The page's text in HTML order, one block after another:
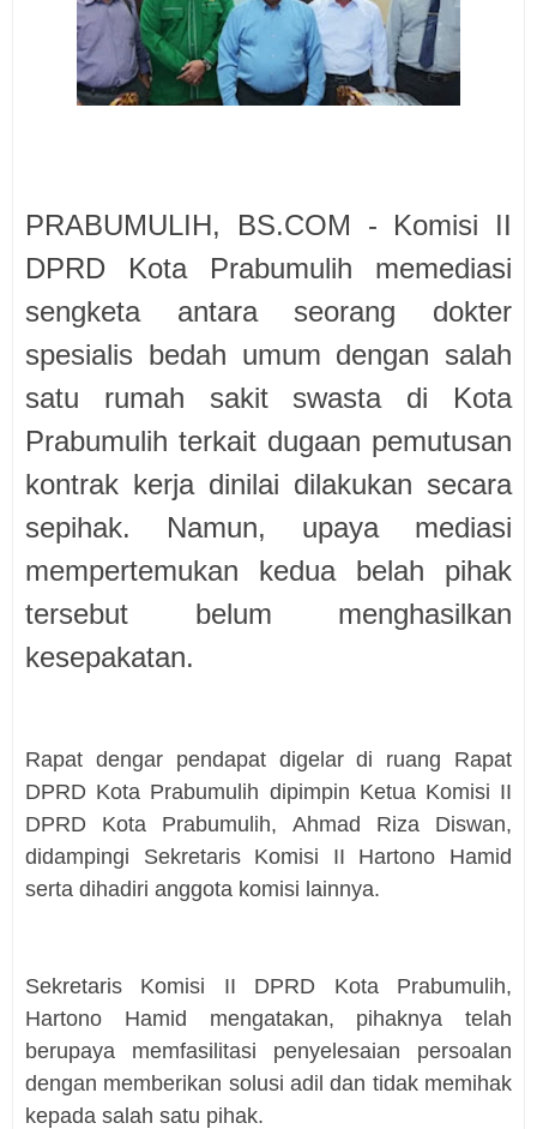
PRABUMULIH, BS.COM - Komisi II
DPRD Kota Prabumulih memediasi
sengketa antara seorang dokter
spesialis bedah umum dengan salah
satu rumah sakit swasta di Kota
Prabumulih terkait dugaan pemutusan
kontrak kerja dinilai dilakukan secara
sepihak. Namun, upaya mediasi
mempertemukan kedua belah pihak
tersebut belum menghasilkan
kesepakatan.
Rapat dengar pendapat digelar di ruang Rapat
DPRD Kota Prabumulih dipimpin Ketua Komisi II
DPRD Kota Prabumulih, Ahmad Riza Diswan,
didampingi Sekretaris Komisi II Hartono Hamid
serta dihadiri anggota komisi lainnya.
Sekretaris Komisi II DPRD Kota Prabumulih,
Hartono Hamid mengatakan, pihaknya telah
berupaya memfasilitasi penyelesaian persoalan
dengan memberikan solusi adil dan tidak memihak
kepada salah satu pihak.